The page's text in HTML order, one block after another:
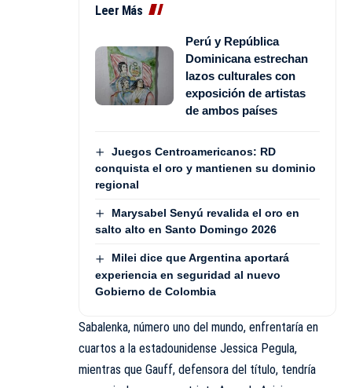
Leer Más
Perú y República
Dominicana estrechan
lazos culturales con
exposición de artistas
de ambos países
Juegos Centroamericanos: RD
conquista el oro y mantienen su dominio
regional
Marysabel Senyú revalida el oro en
salto alto en Santo Domingo 2026
Milei dice que Argentina aportará
experiencia en seguridad al nuevo
Gobierno de Colombia
Sabalenka, número uno del mundo, enfrentaría en
cuartos a la estadounidense Jessica Pegula,
mientras que Gauff, defensora del título, tendría